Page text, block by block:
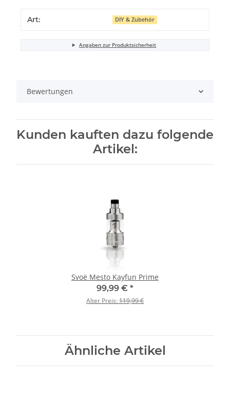
Art: DIY & Zubehör
Angaben zur Produktsicherheit
Bewertungen
Kunden kauften dazu folgende
Artikel:
Svoë Mesto Kayfun Prime
99,99 € *
Alter Preis:119,99 €
Ähnliche Artikel